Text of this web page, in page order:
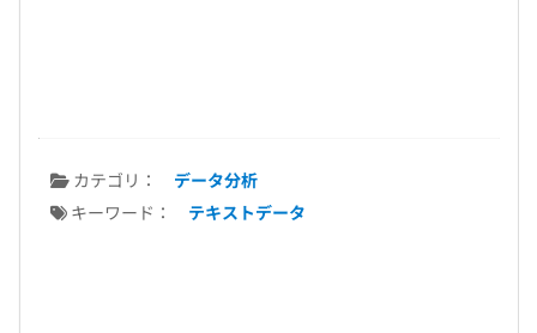
カテゴリ：
データ分析
キーワード：
テキストデータ